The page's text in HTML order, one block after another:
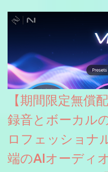
【期間限定無償
録音とボーカル
ロフェッショナ
端のAIオーディ